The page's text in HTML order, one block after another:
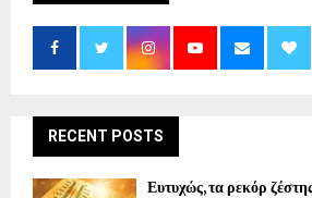
RECENT POSTS
Ευτυχώς, τα ρεκόρ